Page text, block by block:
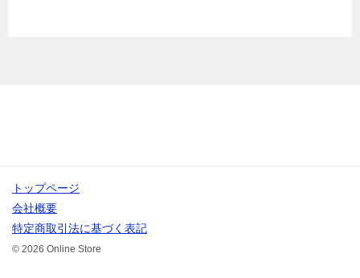
トップページ
会社概要
特定商取引法に基づく表記
© 2026 Online Store